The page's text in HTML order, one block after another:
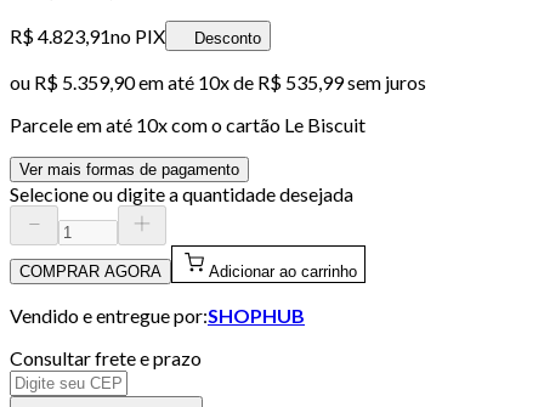
R$ 4.823,91no PIX Desconto
ou R$ 5.359,90em até 10x de R$ 535,99 sem juros
Parcele em até 10x com o cartão Le Biscuit
Ver mais formas de pagamento
Selecione ou digite a quantidade desejada
COMPRAR AGORA Adicionar ao carrinho
Vendido e entregue por:SHOPHUB
Consultar frete e prazo